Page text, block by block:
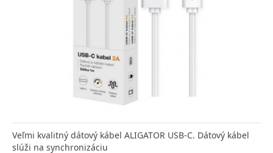
Veľmi kvalitný dátový kábel ALIGATOR USB-C. Dátový kábel
slúži na synchronizáciu